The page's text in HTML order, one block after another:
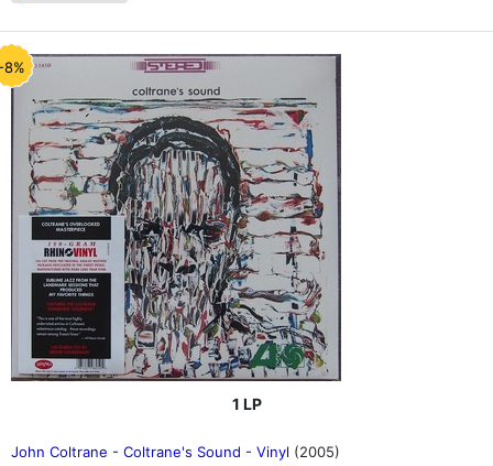
8%
1 LP
John Coltrane - Coltrane's Sound - Vinyl (2005)